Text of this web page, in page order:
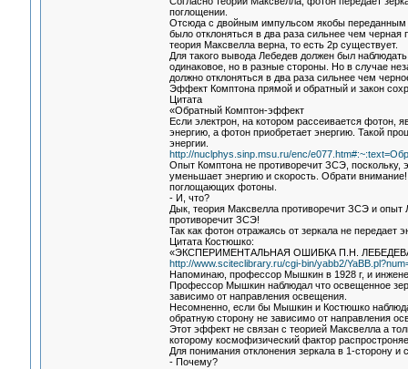
поглощении.
Отсюда с двойным импульсом якобы переданным
было отклоняться в два раза сильнее чем
теория Максвелла верна, то есть 2р существует.
Для такого вывода Лебедев должен был
одинаковое, но в разные стороны. Но в случае
должно отклоняться в два раза сильнее чем
Эффект Комптона прямой и обратный и закон
Цитата
«Обратный Комптон-эффект
Если электрон, на котором рассеивается фотон,
энергию, а фотон приобретает энергию. Такой
энергии.
http://nuclphys.sinp.msu.ru/enc/
Опыт Комптона не противоречит ЗСЭ, поскольку,
уменьшает энергию и скорость. Обрати
поглощающих фотоны.
- И, что?
Дык, теория Максвелла противоречит ЗСЭ и опыт
противоречит ЗСЭ!
Так как фотон отражаясь от зеркала не передает
Цитата Костюшко:
«ЭКСПЕРИМЕНТАЛЬНАЯ ОШИБКА П.Н.
http://www.sciteclibrary.ru/cgi-bin/yabb2/
Напоминаю, профессор Мышкин в 1928 г, и
Профессор Мышкин наблюдал что освещенное
зависимо от направления освещения.
Несомненно, если бы Мышкин и Костюшко
обратную сторону не зависимо от направления
Этот эффект не связан с теорией Максвелла а
которому космофизический фактор
Для понимания отклонения зеркала в 1-сторону
- Почему?